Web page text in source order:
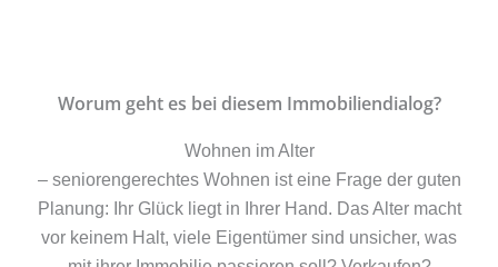
Worum geht es bei diesem Immobiliendialog?
Wohnen im Alter
– seniorengerechtes Wohnen ist eine Frage der guten
Planung: Ihr Glück liegt in Ihrer Hand. Das Alter macht
vor keinem Halt, viele Eigentümer sind unsicher, was